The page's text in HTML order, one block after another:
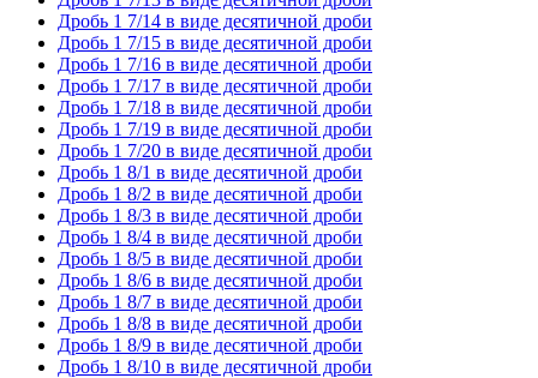
Дробь 1 7/14 в виде десятичной дроби
Дробь 1 7/15 в виде десятичной дроби
Дробь 1 7/16 в виде десятичной дроби
Дробь 1 7/17 в виде десятичной дроби
Дробь 1 7/18 в виде десятичной дроби
Дробь 1 7/19 в виде десятичной дроби
Дробь 1 7/20 в виде десятичной дроби
Дробь 1 8/1 в виде десятичной дроби
Дробь 1 8/2 в виде десятичной дроби
Дробь 1 8/3 в виде десятичной дроби
Дробь 1 8/4 в виде десятичной дроби
Дробь 1 8/5 в виде десятичной дроби
Дробь 1 8/6 в виде десятичной дроби
Дробь 1 8/7 в виде десятичной дроби
Дробь 1 8/8 в виде десятичной дроби
Дробь 1 8/9 в виде десятичной дроби
Дробь 1 8/10 в виде десятичной дроби